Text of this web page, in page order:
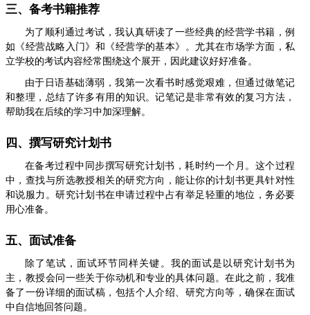
三、备考书籍推荐
为了顺利通过考试，我认真研读了一些经典的经营学书籍，例
如《经营战略入门》和《经营学的基本》。尤其在市场学方面，私
立学校的考试内容经常围绕这个展开，因此建议好好准备。
由于日语基础薄弱，我第一次看书时感觉艰难，但通过做笔记
和整理，总结了许多有用的知识。记笔记是非常有效的复习方法，
帮助我在后续的学习中加深理解。
四、撰写研究计划书
在备考过程中同步撰写研究计划书，耗时约一个月。这个过程
中，查找与所选教授相关的研究方向，能让你的计划书更具针对性
和说服力。研究计划书在申请过程中占有举足轻重的地位，务必要
用心准备。
五、面试准备
除了笔试，面试环节同样关键。我的面试是以研究计划书为
主，教授会问一些关于你动机和专业的具体问题。在此之前，我准
备了一份详细的面试稿，包括个人介绍、研究方向等，确保在面试
中自信地回答问题。